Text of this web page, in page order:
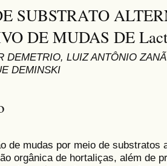
SUBSTRATO
DE MUDAS DE
DEMETRIO, LUIZ ANTÔNIO
DEMINSKI
de mudas por meio de
orgânica de hortaliças, além de